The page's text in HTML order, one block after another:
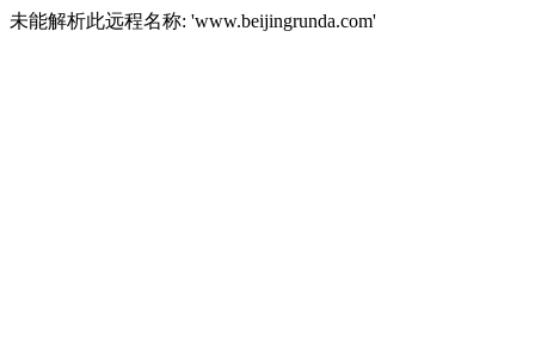
未能解析此远程名称: 'www.beijingrunda.com'